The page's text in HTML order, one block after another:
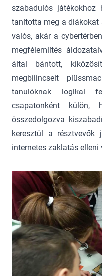
szabadulós játékokhoz
tanította meg a diákokat
valós, akár a
megfélemlítés
által bántott,
megbilincselt
tanulóknak logikai
csapatonként külön,
összedolgozva
keresztül a résztvevők
internetes zaklatás elleni